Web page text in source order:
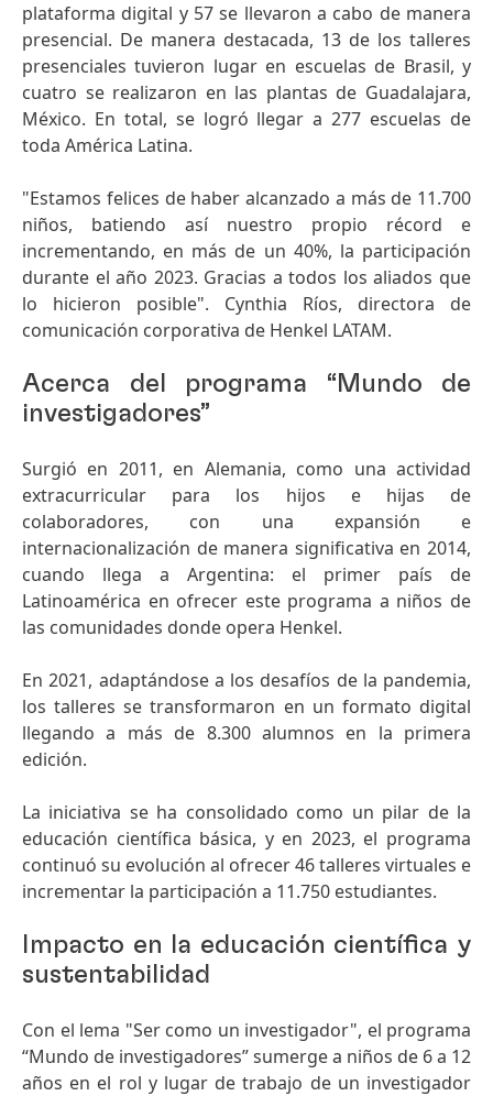
plataforma digital y 57 se llevaron a cabo de manera
presencial. De manera destacada, 13 de los talleres
presenciales tuvieron lugar en escuelas de Brasil, y
cuatro se realizaron en las plantas de Guadalajara,
México. En total, se logró llegar a 277 escuelas de
toda América Latina.
"Estamos felices de haber alcanzado a más de 11.700
niños, batiendo así nuestro propio récord e
incrementando, en más de un 40%, la participación
durante el año 2023. Gracias a todos los aliados que
lo hicieron posible". Cynthia Ríos, directora de
comunicación corporativa de Henkel LATAM.
Acerca del programa “Mundo de
investigadores”
Surgió en 2011, en Alemania, como una actividad
extracurricular para los hijos e hijas de
colaboradores, con una expansión e
internacionalización de manera significativa en 2014,
cuando llega a Argentina: el primer país de
Latinoamérica en ofrecer este programa a niños de
las comunidades donde opera Henkel.
En 2021, adaptándose a los desafíos de la pandemia,
los talleres se transformaron en un formato digital
llegando a más de 8.300 alumnos en la primera
edición.
La iniciativa se ha consolidado como un pilar de la
educación científica básica, y en 2023, el programa
continuó su evolución al ofrecer 46 talleres virtuales e
incrementar la participación a 11.750 estudiantes.
Impacto en la educación científica y
sustentabilidad
Con el lema "Ser como un investigador", el programa
“Mundo de investigadores” sumerge a niños de 6 a 12
años en el rol y lugar de trabajo de un investigador